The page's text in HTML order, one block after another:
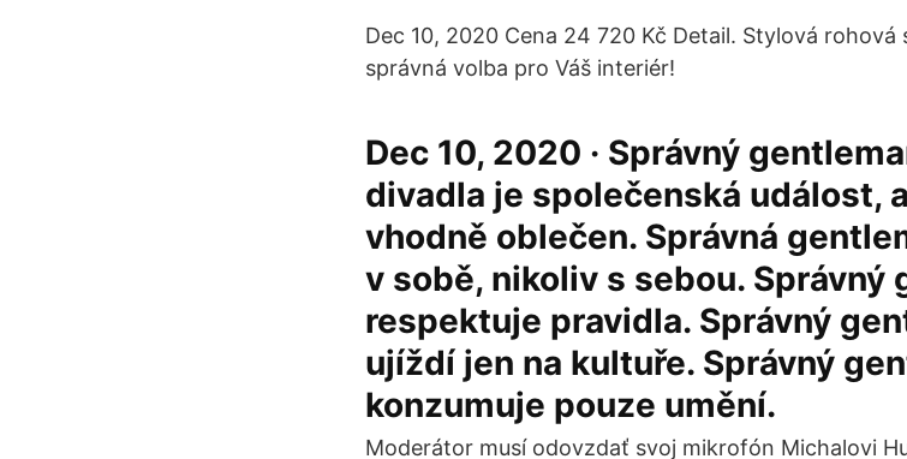
Dec 10, 2020 Cena 24 720 Kč Detail. Stylová rohová
správná volba pro Váš interiér!
Dec 10, 2020 · Správný
divadla je společenská událost,
vhodně oblečen. Správná
v sobě, nikoliv s sebou. Správný
respektuje pravidla. Správný
ujíždí jen na kultuře. Správný
konzumuje pouze umění.
Moderátor musí odovzdať svoj mikrofón Michalovi